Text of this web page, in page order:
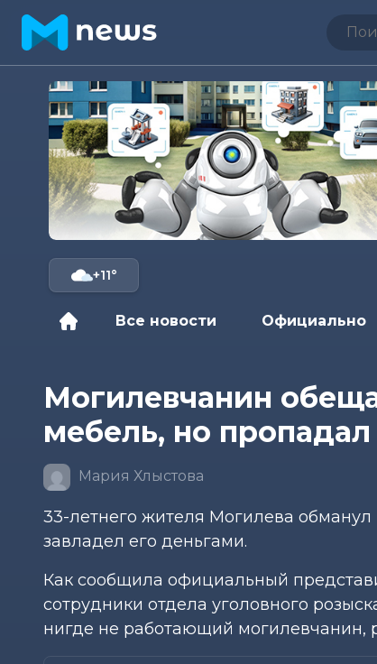
+11°
Все новости Официально
Могилевчанин
мебель, но
Мария Хлыстова
33-летнего жителя Могилева
завладел его деньгами.
Как сообщила официальный
сотрудники отдела уголовного
нигде не работающий могилевчанин,